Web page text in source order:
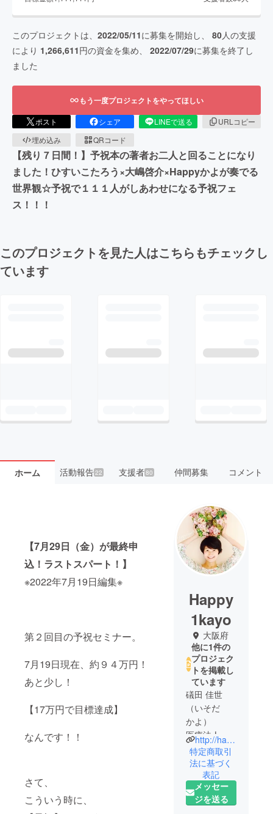
このプロジェクトは、 2022/05/11に募集を開始し、 80人の支援
により 1,266,611円の資金を集め、 2022/07/29に募集を終了し
ました
もう一度プロジェクトをやってほしい
ポスト シェア LINEで送る
URLコピー
埋め込み
QRコード
【残り７日間！】予祝本の著者お二人と回ることになり
ました！ひすいこたろう×大嶋啓介×Happyかよが奏でる
世界観☆予祝で１１１人がしあわせになる予祝フェ
ス！！！
このプロジェクトを見た人はこちらもチェックし
ています
ホーム 活動報告22 支援者80 仲間募集 コメント
【7月29日（金）が最終申
込！ラストスパート！】
※2022年7月19日編集※
第２回目の予祝セミナー。
7月19日現在、約９４万円！
あと少し！
【17万円で目標達成】
なんです！！
さて、
こういう時に、
Happy
1kayo
大阪府
他に1件の
プロジェク
トを掲載し
ています
礒田 佳世
（いそだ
かよ）
医療法人輝
笑会いちき
歯科クリニ
カルコー
ディネー
ター
http://happykayo.com/
特定商取引
法に基づく
表記
メッセー
ジを送る